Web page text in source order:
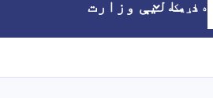
د مالیې وزارت
اړیکه